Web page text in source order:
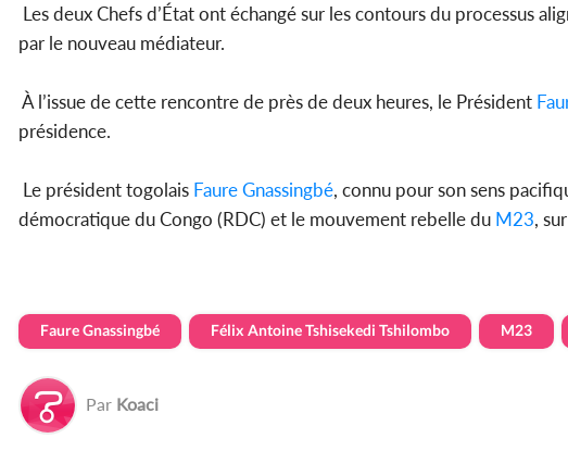
Les deux Chefs d’État ont échangé sur les contours du processus
par le nouveau médiateur.
À l’issue de cette rencontre de près de deux heures, le Président
présidence.
Le président togolais Faure Gnassingbé, connu pour son sens
démocratique du Congo (RDC) et le mouvement rebelle du M23,
Faure Gnassingbé Félix Antoine Tshisekedi Tshilombo M23
Par Koaci